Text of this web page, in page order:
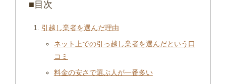
■目次
引越し業者を選んだ理由
ネット上での引っ越し業者を選んだという口
コミ
料金の安さで選ぶ人が一番多い